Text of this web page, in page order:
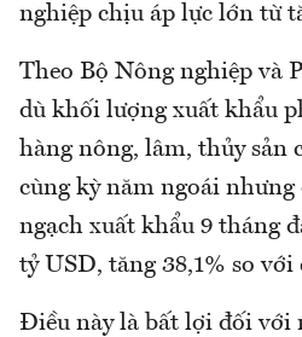
nghiệp chịu áp lực lớn từ
Theo Bộ Nông nghiệp và
dù khối lượng xuất khẩu
hàng nông, lâm, thủy sản
cùng kỳ năm ngoái
ngạch xuất khẩu 9 tháng
tỷ USD, tăng 38,1% so
Điều này là bất lợi đối với